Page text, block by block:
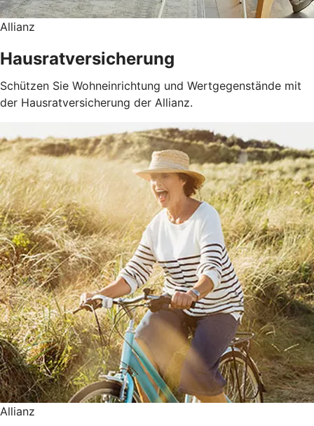
Allianz
Hausratversicherung
Schützen Sie Wohneinrichtung und Wertgegenstände mit
der Hausratversicherung der Allianz.
Allianz